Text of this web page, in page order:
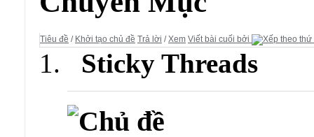
Tiêu đề / Khởi tạo chủ đề Trả lời /Xem Viết bài cuối bởi
Sticky Threads